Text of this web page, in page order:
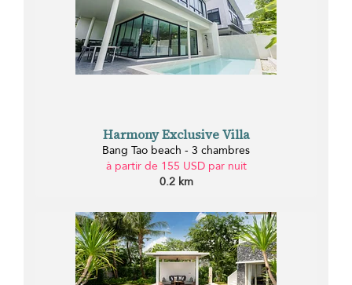
Harmony Exclusive Villa
Bang Tao beach - 3 chambres
à partir de 155 USD par nuit
0.2 km